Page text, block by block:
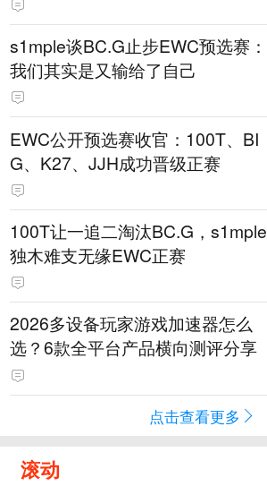
s1mple谈BC.G止步EWC预选赛：
我们其实是又输给了自己
EWC公开预选赛收官：100T、BI
G、K27、JJH成功晋级正赛
100T让一追二淘汰BC.G，s1mple
独木难支无缘EWC正赛
2026多设备玩家游戏加速器怎么
选？6款全平台产品横向测评分享
点击查看更多
滚动